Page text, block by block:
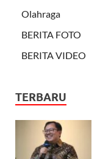
Olahraga
BERITA FOTO
BERITA VIDEO
TERBARU